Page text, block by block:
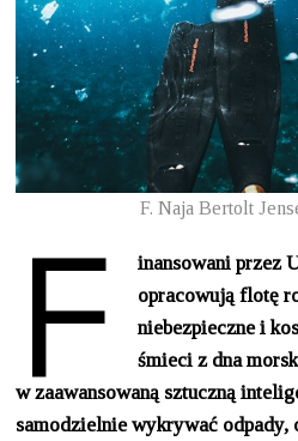
F. Naja Bertolt
F
inansowani przez
opracowują flotę
niebezpieczne i
śmieci z dna
w zaawansowaną sztuczną
samodzielnie wykrywać odpady,